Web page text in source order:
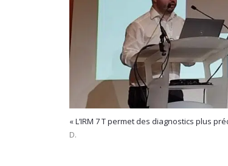
« L’IRM 7 T permet des diagnostics plus
D.